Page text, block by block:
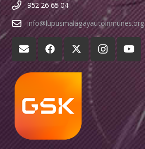
952 26 65 04
info@lupusmalagayautoinmunes.org